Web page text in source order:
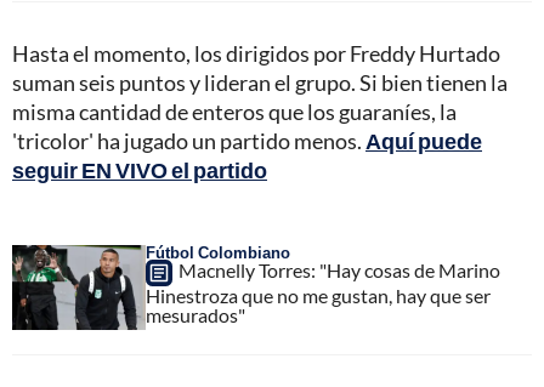
Hasta el momento, los dirigidos por Freddy Hurtado
suman seis puntos y lideran el grupo. Si bien tienen la
misma cantidad de enteros que los guaraníes, la
'tricolor' ha jugado un partido menos. Aquí puede
seguir EN VIVO el partido
Fútbol Colombiano
Macnelly Torres: "Hay cosas de Marino
Hinestroza que no me gustan, hay que ser
mesurados"